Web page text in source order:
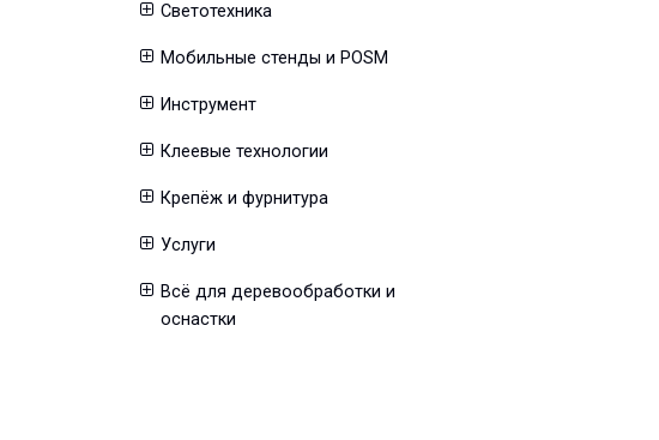
Светотехника
Мобильные стенды и POSM
Инструмент
Клеевые технологии
Крепёж и фурнитура
Услуги
Всё для деревообработки и
оснастки